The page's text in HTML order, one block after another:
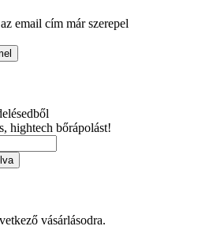
email cím már szerepel
hightech bőrápolást!
vásárlásodra.